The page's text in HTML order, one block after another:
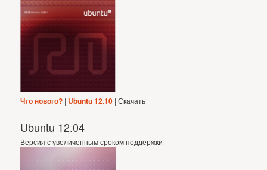
Что нового? | Ubuntu 12.10 | Скачать
Ubuntu 12.04
Версия с увеличенным сроком поддержки